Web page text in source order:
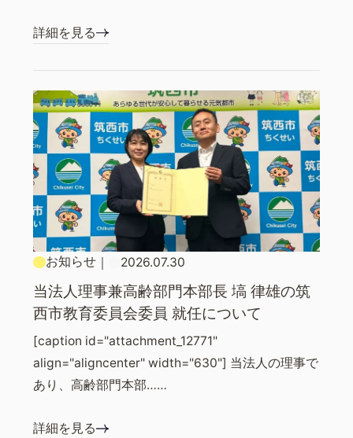
詳細を見る
お知らせ｜ 2026.07.30
当法人理事兼高齢部門本部長 塙 律雄の筑
西市教育委員会委員 就任について
[caption id="attachment_12771"
align="aligncenter" width="630"] 当法人の理事で
あり、高齢部門本部……
詳細を見る